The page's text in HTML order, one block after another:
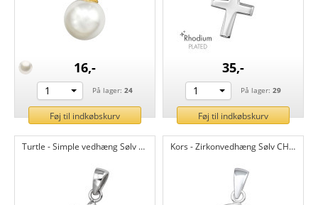
16,-
1 På lager: 24
Føj til indkøbskurv
35,-
1 På lager: 29
Føj til indkøbskurv
Turtle - Simple vedhæng Sølv CH47473 Kors - Zirkonvedhæng Sølv CH47346